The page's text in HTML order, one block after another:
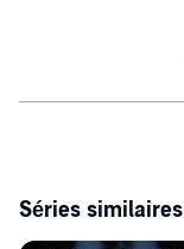
Séries similaires